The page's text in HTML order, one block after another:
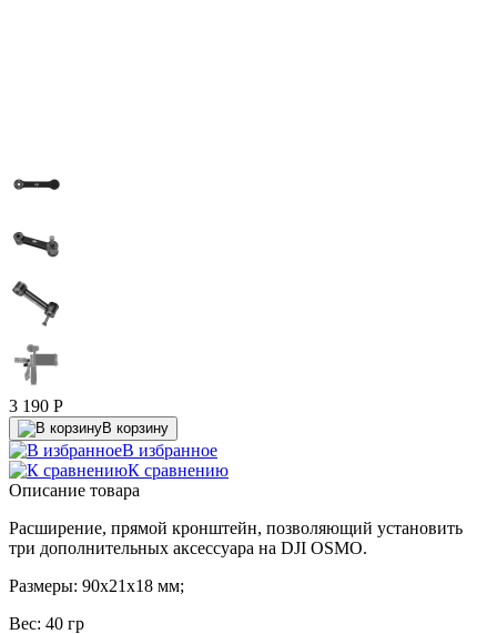
3 190 P
В корзину
В избранное
К сравнению
Описание товара
Расширение, прямой кронштейн, позволяющий установить
три дополнительных аксессуара на DJI OSMO.
Размеры: 90х21х18 мм;
Вес: 40 гр